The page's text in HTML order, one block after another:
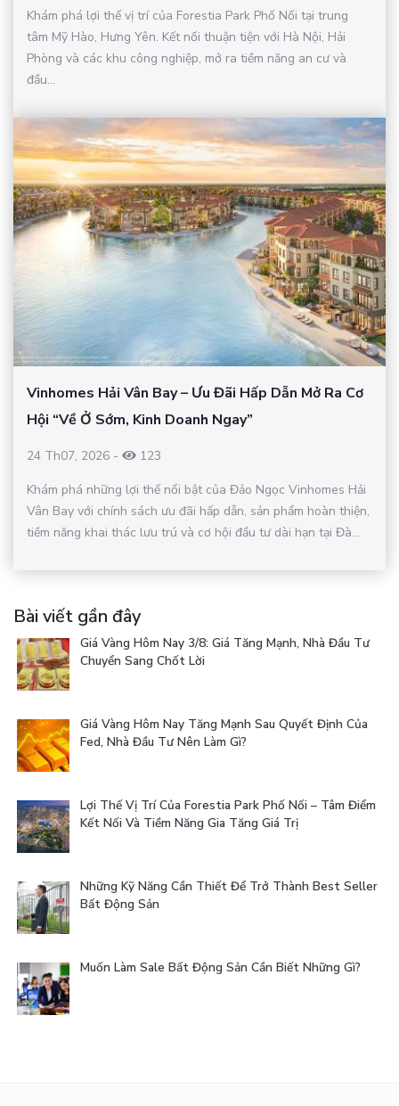
Khám phá lợi thế vị trí của Forestia Park Phố Nối tại trung
tâm Mỹ Hào, Hưng Yên. Kết nối thuận tiện với Hà Nội, Hải
Phòng và các khu công nghiệp, mở ra tiềm năng an cư và
đầu...
Vinhomes Hải Vân Bay – Ưu Đãi Hấp Dẫn Mở Ra Cơ
Hội “Về Ở Sớm, Kinh Doanh Ngay”
24 Th07, 2026 -
123
Khám phá những lợi thế nổi bật của Đảo Ngọc Vinhomes Hải
Vân Bay với chính sách ưu đãi hấp dẫn, sản phẩm hoàn thiện,
tiềm năng khai thác lưu trú và cơ hội đầu tư dài hạn tại Đà...
Bài viết gần đây
Giá Vàng Hôm Nay 3/8: Giá Tăng Mạnh, Nhà Đầu Tư
Chuyển Sang Chốt Lời
Giá Vàng Hôm Nay Tăng Mạnh Sau Quyết Định Của
Fed, Nhà Đầu Tư Nên Làm Gì?
Lợi Thế Vị Trí Của Forestia Park Phố Nối – Tâm Điểm
Kết Nối Và Tiềm Năng Gia Tăng Giá Trị
Những Kỹ Năng Cần Thiết Để Trở Thành Best Seller
Bất Động Sản
Muốn Làm Sale Bất Động Sản Cần Biết Những Gì?